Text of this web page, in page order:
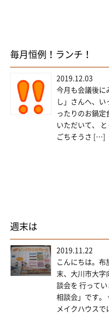
毎月恒例！ランチ！
2019.12.03
今月も会議後に
し」さんへ、
ったりのお鍋定
いただいて、
ごちそうさ […]
週末は
2019.11.22
こんにちは。布
末、大川市大字
談会を 行って
相談会」です。
メイクハウス